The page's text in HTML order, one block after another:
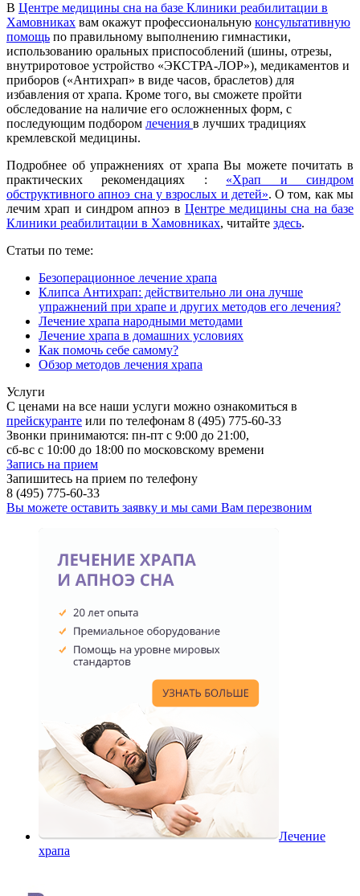
В Центре медицины сна на базе Клиники реабилитации в
Хамовниках вам окажут профессиональную консультативную
помощь по правильному выполнению гимнастики,
использованию оральных приспособлений (шины, отрезы,
внутриротовое устройство «ЭКСТРА-ЛОР»), медикаментов и
приборов («Антихрап» в виде часов, браслетов) для
избавления от храпа. Кроме того, вы сможете пройти
обследование на наличие его осложненных форм, с
последующим подбором лечения в лучших традициях
кремлевской медицины.
Подробнее об упражнениях от храпа Вы можете почитать в
практических рекомендациях : «Храп и синдром
обструктивного апноэ сна у взрослых и детей». О том, как мы
лечим храп и синдром апноэ в Центре медицины сна на базе
Клиники реабилитации в Хамовниках, читайте здесь.
Статьи по теме:
Безоперационное лечение храпа
Клипса Антихрап: действительно ли она лучше
упражнений при храпе и других методов его лечения?
Лечение храпа народными методами
Лечение храпа в домашних условиях
Как помочь себе самому?
Обзор методов лечения храпа
Услуги
С ценами на все наши услуги можно ознакомиться в
прейскуранте или по телефонам 8 (495) 775-60-33
Звонки принимаются: пн-пт с 9:00 до 21:00,
сб-вс с 10:00 до 18:00 по московскому времени
Запись на прием
Запишитесь на прием по телефону
8 (495) 775-60-33
Вы можете оставить заявку и мы сами Вам перезвоним
Лечение
храпа